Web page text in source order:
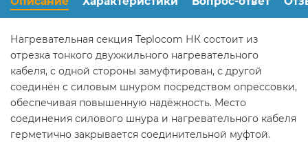
Нагревательная секция Teplocom НК состоит из
отрезка тонкого двухжильного нагревательного
кабеля, с одной стороны замуфтирован, с другой
соединён с силовым шнуром посредством опрессовки,
обеспечивая повышенную надёжность. Место
соединения силового шнура и нагревательного кабеля
герметично закрывается соединительной муфтой.